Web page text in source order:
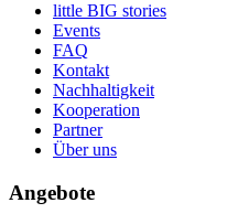
little BIG stories
Events
FAQ
Kontakt
Nachhaltigkeit
Kooperation
Partner
Über uns
Angebote